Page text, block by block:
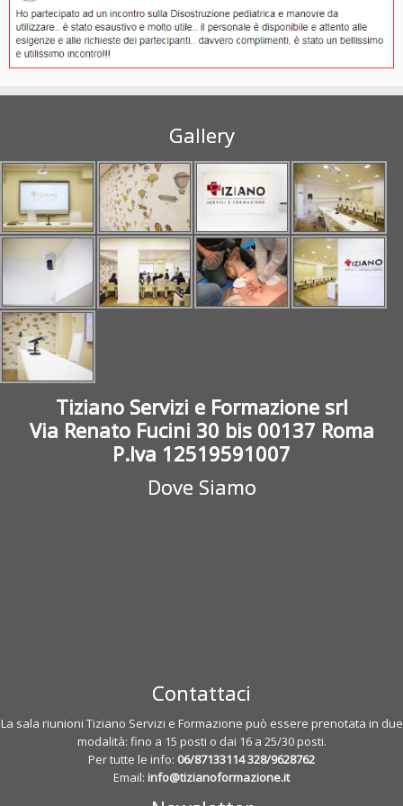
Gallery
Tiziano Servizi e Formazione srl
Via Renato Fucini 30 bis 00137 Roma
P.Iva 12519591007
Dove Siamo
Contattaci
La sala riunioni Tiziano Servizi e Formazione può essere prenotata in due
modalità: fino a 15 posti o dai 16 a 25/30 posti.
Per tutte le info: 06/87133114328/9628762
Email: info@tizianoformazione.it